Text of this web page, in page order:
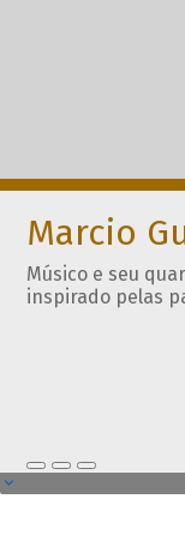
Marcio
Músico e seu
inspirado pelas